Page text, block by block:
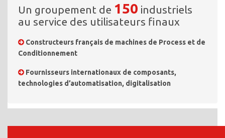
Un groupement de 150 industriels
au service des utilisateurs finaux
Constructeurs français de machines de Process et de
Conditionnement
Fournisseurs internationaux de composants,
technologies d’automatisation, digitalisation